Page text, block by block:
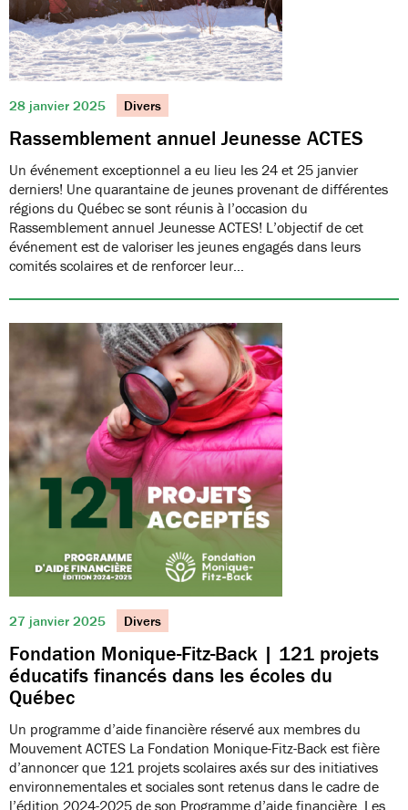
28 janvier 2025 Divers
Rassemblement annuel Jeunesse ACTES
Un événement exceptionnel a eu lieu les 24 et 25 janvier
derniers! Une quarantaine de jeunes provenant de différentes
régions du Québec se sont réunis à l’occasion du
Rassemblement annuel Jeunesse ACTES! L’objectif de cet
événement est de valoriser les jeunes engagés dans leurs
comités scolaires et de renforcer leur…
27 janvier 2025 Divers
Fondation Monique-Fitz-Back | 121 projets
éducatifs financés dans les écoles du
Québec
Un programme d’aide financière réservé aux membres du
Mouvement ACTES La Fondation Monique-Fitz-Back est fière
d’annoncer que 121 projets scolaires axés sur des initiatives
environnementales et sociales sont retenus dans le cadre de
l’édition 2024-2025 de son Programme d’aide financière. Les